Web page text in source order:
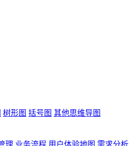
树形图 括号图 其他思维导图
理 业务流程 用户体验地图 需求分析